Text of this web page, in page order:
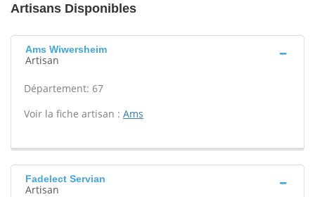
Artisans Disponibles
Ams Wiwersheim
Artisan
Département: 67
Voir la fiche artisan : Ams
Fadelect Servian
Artisan